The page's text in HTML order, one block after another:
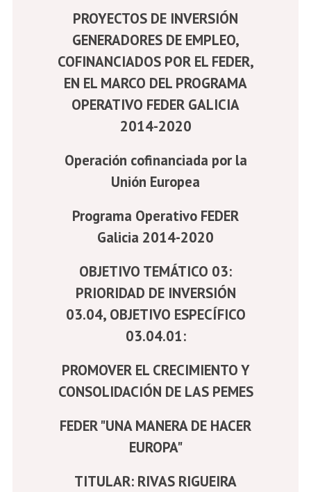
PROYECTOS DE INVERSIÓN
GENERADORES DE EMPLEO,
COFINANCIADOS POR EL FEDER,
EN EL MARCO DEL PROGRAMA
OPERATIVO FEDER GALICIA
2014-2020
Operación cofinanciada por la
Unión Europea
Programa Operativo FEDER
Galicia 2014-2020
OBJETIVO TEMÁTICO 03:
PRIORIDAD DE INVERSIÓN
03.04, OBJETIVO ESPECÍFICO
03.04.01:
PROMOVER EL CRECIMIENTO Y
CONSOLIDACIÓN DE LAS PEMES
FEDER "UNA MANERA DE HACER
EUROPA"
TITULAR: RIVAS RIGUEIRA